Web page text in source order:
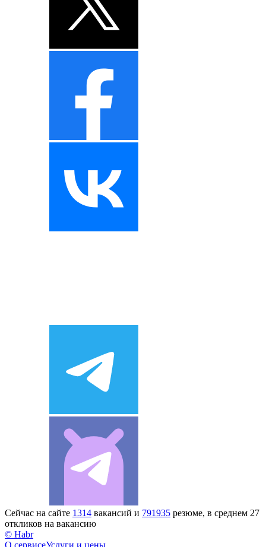
Сейчас на сайте 1314 вакансий и 791935 резюме, в среднем 27
откликов на вакансию
© Habr
О сервисеУслуги и цены